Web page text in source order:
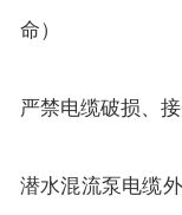
命）
严禁电缆破损、
潜水混流泵电缆